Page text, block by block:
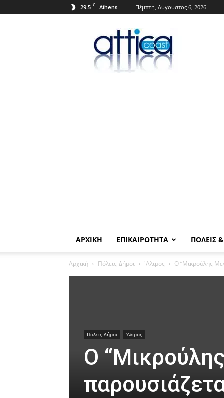
29.5 C Athens Πέμπτη, Αύγουστος 6, 2026
Attica
Coast.gr
ΑΡΧΙΚΗ ΕΠΙΚΑΙΡΟΤΗΤΑ ΠΟΛΕΙΣ
Αρχική Πόλεις-Δήμοι 'Αλιμος Ο “Μικρούλης
Πόλεις-Δήμοι 'Αλιμος
Ο